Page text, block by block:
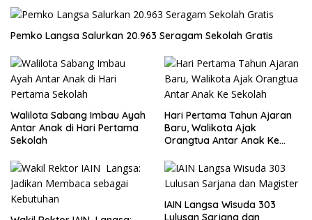
Pemko Langsa Salurkan 20.963 Seragam Sekolah Gratis
Walilota Sabang Imbau Ayah
Antar Anak di Hari Pertama
Sekolah
Hari Pertama Tahun Ajaran
Baru, Walikota Ajak
Orangtua Antar Anak Ke
IAIN Langsa Wisuda 303
Lulusan Sarjana dan